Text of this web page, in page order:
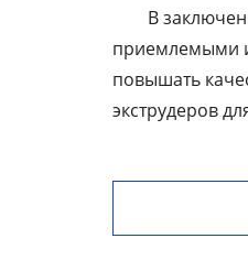
Экструзионная линия по
производству био-
наполнителей из
Линия по производству
В
приемлемыми
повышать
экструдеров